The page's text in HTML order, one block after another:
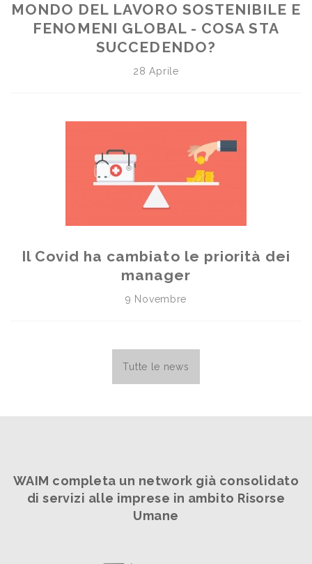
MONDO DEL LAVORO SOSTENIBILE E
FENOMENI GLOBAL - COSA STA
SUCCEDENDO?
28 Aprile
Il Covid ha cambiato le priorità dei
manager
9 Novembre
Tutte le news
WAIM completa un network già consolidato
di servizi alle imprese in ambito Risorse
Umane